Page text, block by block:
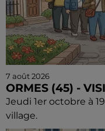
7 août 2026
ORMES (45) -
Jeudi 1er octobre à
village.